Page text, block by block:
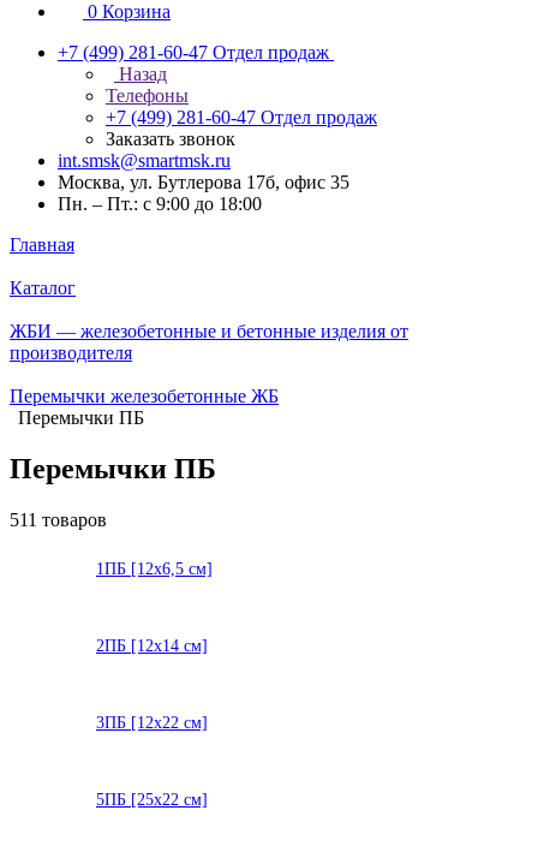
0 Корзина
+7 (499) 281-60-47 Отдел продаж
Назад
Телефоны
+7 (499) 281-60-47 Отдел продаж
Заказать звонок
int.smsk@smartmsk.ru
Москва, ул. Бутлерова 17б, офис 35
Пн. – Пт.: с 9:00 до 18:00
Главная
Каталог
ЖБИ — железобетонные и бетонные изделия от
производителя
Перемычки железобетонные ЖБ
Перемычки ПБ
Перемычки ПБ
511 товаров
1ПБ [12х6,5 см]
2ПБ [12х14 см]
3ПБ [12х22 см]
5ПБ [25х22 см]